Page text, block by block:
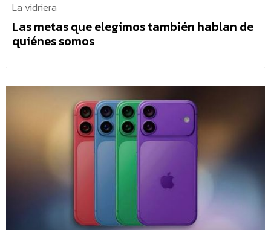
La vidriera
Las metas que elegimos también hablan de
quiénes somos